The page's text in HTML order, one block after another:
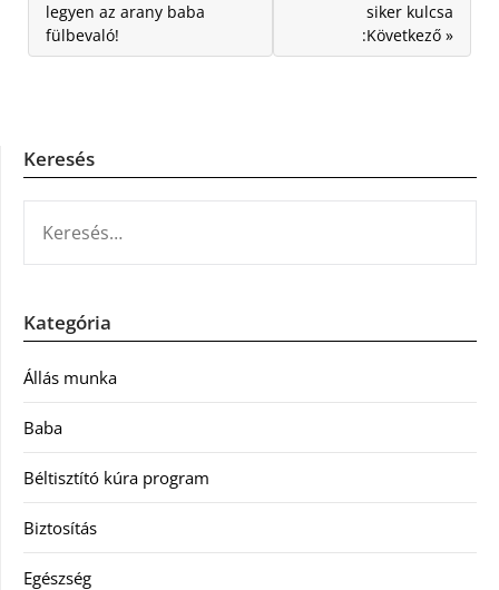
legyen az arany baba
fülbevaló!
siker kulcsa
:Következő »
Keresés
Kategória
Állás munka
Baba
Béltisztító kúra program
Biztosítás
Egészség